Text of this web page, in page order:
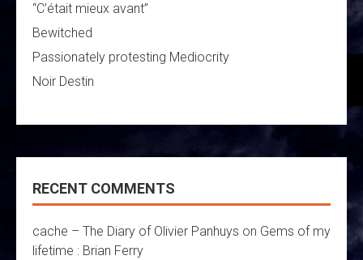
“C’était mieux avant”
Bewitched
Passionately protesting Mediocrity
Noir Destin
RECENT COMMENTS
cache – The Diary of Olivier Panhuys on Gems of my
lifetime : Brian Ferry